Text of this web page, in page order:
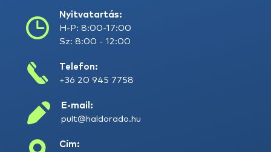
Nyitvatartás:
H-P: 8:00-17:00
Sz: 8:00 - 12:00
Telefon:
+36 20 945 7758
E-mail:
pult@haldorado.hu
Cím: